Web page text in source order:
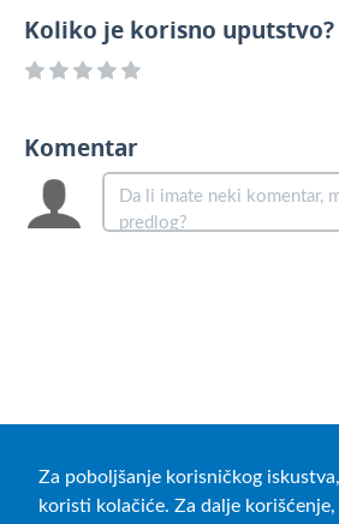
Za poboljšanje korisničkog
koristi kolačiće. Za dalje korišćenje,
Koliko je korisno uputstvo?
Komentar